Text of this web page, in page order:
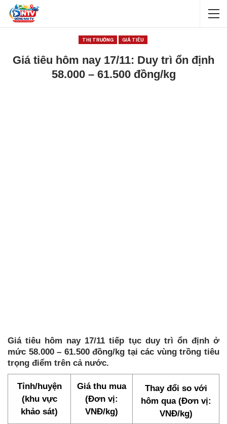
THỊ TRƯỜNG GIÁ TIÊU
Giá tiêu hôm nay 17/11: Duy trì ổn định
58.000 – 61.500 đồng/kg
Giá tiêu hôm nay 17/11 tiếp tục duy trì ổn định ở
mức 58.000 – 61.500 đồng/kg tại các vùng trồng tiêu
trọng điểm trên cả nước.
Tỉnh/huyện
(khu vực
khảo sát)
Giá thu mua
(Đơn vị:
VNĐ/kg)
Thay đổi so với
hôm qua (Đơn vị:
VNĐ/kg)